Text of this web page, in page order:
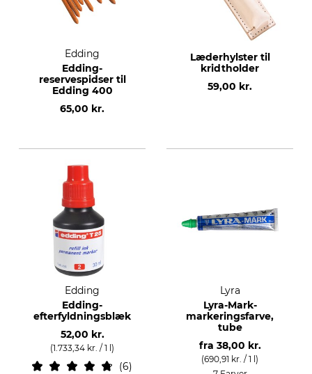
Edding
Edding-
reservespidser til
Edding 400
65,00 kr.
Læderhylster til
kridtholder
59,00 kr.
Edding
Edding-
efterfyldningsblæk
52,00 kr.
(1.733,34 kr. / 1 l)
6
Lyra
Lyra-Mark-
markeringsfarve,
tube
fra 38,00 kr.
(690,91 kr. / 1 l)